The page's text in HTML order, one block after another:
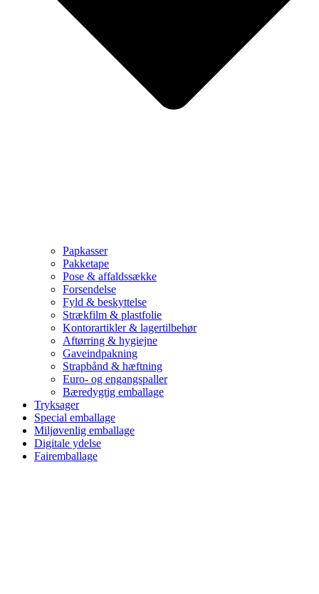
Papkasser
Pakketape
Pose & affaldssække
Forsendelse
Fyld & beskyttelse
Strækfilm & plastfolie
Kontorartikler & lagertilbehør
Aftørring & hygiejne
Gaveindpakning
Strapbånd & hæftning
Euro- og engangspaller
Bæredygtig emballage
Tryksager
Special emballage
Miljøvenlig emballage
Digitale ydelse
Fairemballage